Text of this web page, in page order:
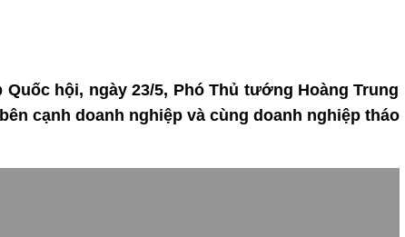
hội, ngày 23/5, Phó Thủ tướng Hoàng Trung
cạnh doanh nghiệp và cùng doanh nghiệp tháo